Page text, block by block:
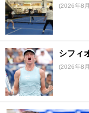
(2026年8
シフィ
(2026年8